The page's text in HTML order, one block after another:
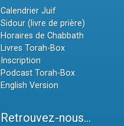
Calendrier Juif
Sidour (livre de prière)
Horaires de Chabbath
Livres Torah-Box
Inscription
Podcast Torah-Box
English Version
Retrouvez-nous...